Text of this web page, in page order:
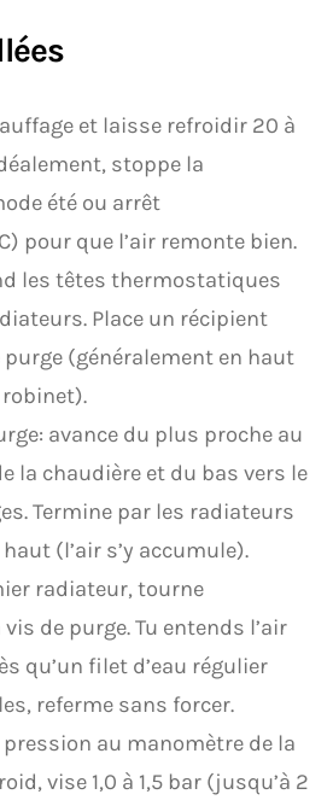
et laisse refroidir 20 à
stoppe la
été ou arrêt
pour que l’air remonte bien.
les têtes thermostatiques
Place un récipient
(généralement en haut
robinet).
avance du plus proche au
la chaudière et du bas vers le
Termine par les radiateurs
(l’air s’y accumule).
radiateur, tourne
de purge. Tu entends l’air
qu’un filet d’eau régulier
referme sans forcer.
au manomètre de la
vise 1,0 à 1,5 bar (jusqu’à 2